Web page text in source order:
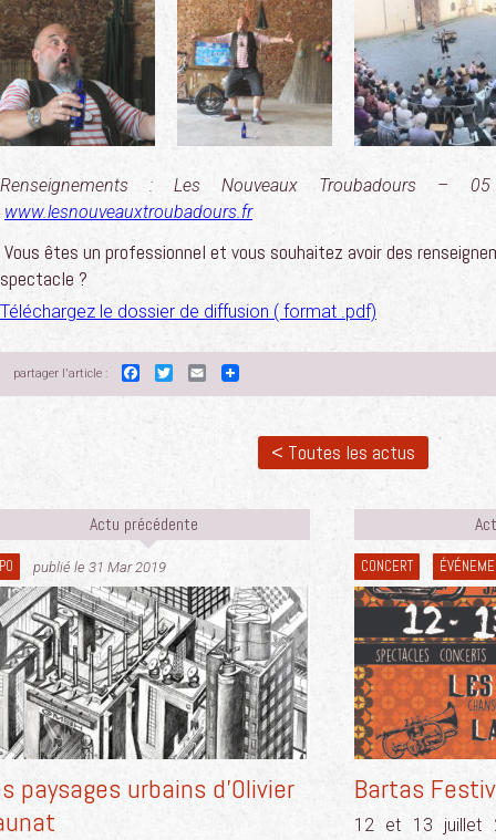
Renseignements : Les Nouveaux Troubadours
www.lesnouveauxtroubadours.fr
Vous êtes un professionnel et vous souhaitez avoir des
spectacle ?
Téléchargez le dossier de diffusion ( format .pdf)
partager l'article : Facebook
TwitterEmail
< Toutes les actus
Actu précédente
publié le 31 Mar 2019
paysages urbains d’Olivier
CONCERT
Bartas
12 et 13 juillet